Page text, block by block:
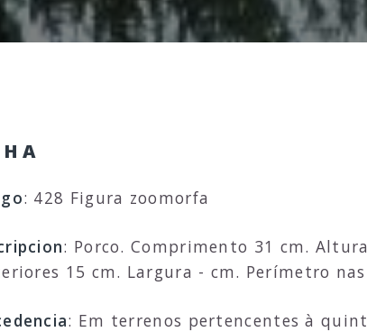
: 428 Figura zoomorfa
: Porco. Comprimento 31 cm.
15 cm. Largura - cm. Perímetro
: Em terrenos pertencentes à